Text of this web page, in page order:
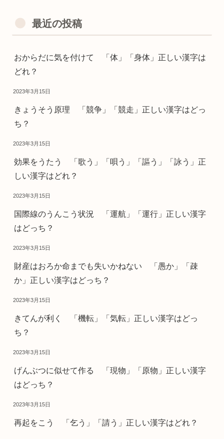
最近の投稿
おからだに気を付けて 「体」「身体」正しい漢字は
どれ？
2023年3月15日
きょうそう原理 「競争」「競走」正しい漢字はどっ
ち？
2023年3月15日
効果をうたう 「歌う」「唄う」「謳う」「詠う」正
しい漢字はどれ？
2023年3月15日
国際線のうんこう状況 「運航」「運行」正しい漢字
はどっち？
2023年3月15日
財産はおろか命までも失いかねない 「愚か」「疎
か」正しい漢字はどっち？
2023年3月15日
きてんが利く 「機転」「気転」正しい漢字はどっ
ち？
2023年3月15日
げんぶつに似せて作る 「現物」「原物」正しい漢字
はどっち？
2023年3月15日
再起をこう 「乞う」「請う」正しい漢字はどれ？